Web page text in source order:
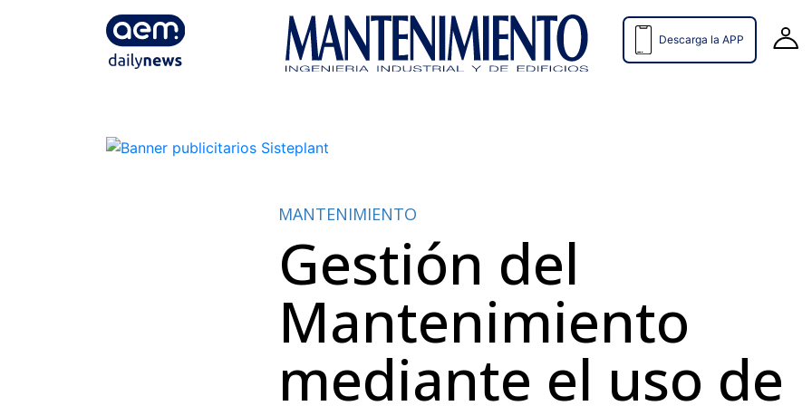
Descarga la APP
MANTENIMIENTO
Gestión del
Mantenimiento
mediante el uso de